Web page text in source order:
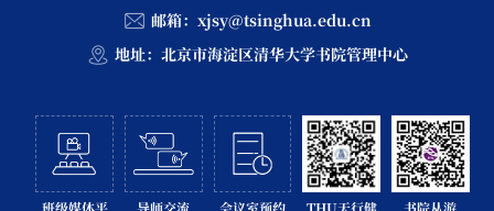
邮箱： xjsy@tsinghua.edu.cn
地址： 北京市海淀区清华大学书院管理中心